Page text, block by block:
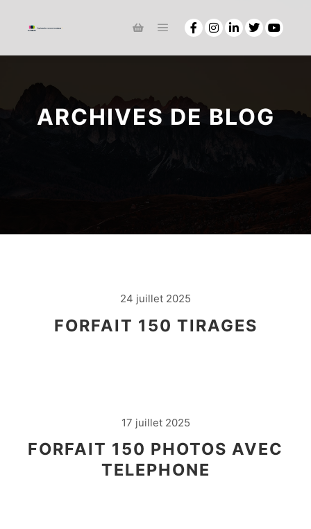
ARCHIVES DE BLOG
24 juillet 2025
FORFAIT 150 TIRAGES
17 juillet 2025
FORFAIT 150 PHOTOS AVEC
TELEPHONE